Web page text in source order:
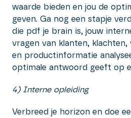
waarde bieden en jou de
geven. Ga nog een stapje
die pdf je brain is, jouw
vragen van klanten,
en productinformatie
optimale antwoord geeft op
4) Interne opleiding
Verbreed je horizon en doe